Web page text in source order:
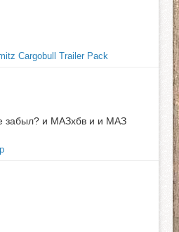
Cargobull Trailer Pack
забыл? и МАЗхбв и и МАЗ